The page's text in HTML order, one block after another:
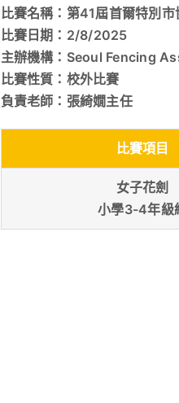
比賽名稱：第41屆首爾特別
比賽日期：2/8/2025
主辦機構：Seoul Fencing
比賽性質：校外比賽
負責老師：張綺嫺主任
比賽項目
女子花劍
小學3-4年級